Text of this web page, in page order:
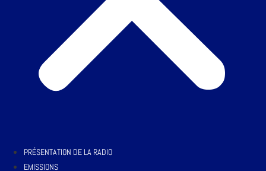
PRÉSENTATION DE LA RADIO
EMISSIONS